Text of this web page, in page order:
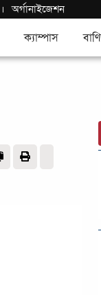
। অর্গানাইজেশন
ক্যাম্পাস